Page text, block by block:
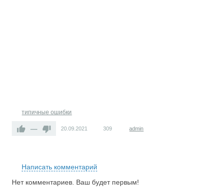
типичные ошибки
— 20.09.2021 309 admin
Написать комментарий
Нет комментариев. Ваш будет первым!